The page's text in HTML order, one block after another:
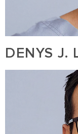
DENYS J.